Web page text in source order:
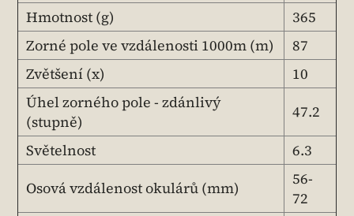
Hmotnost (g)
365
Zorné pole ve vzdálenosti 1000m (m)
87
Zvětšení (x)
10
Úhel zorného pole - zdánlivý
(stupně)
47.2
Světelnost
6.3
Osová vzdálenost okulárů (mm)
56-
72